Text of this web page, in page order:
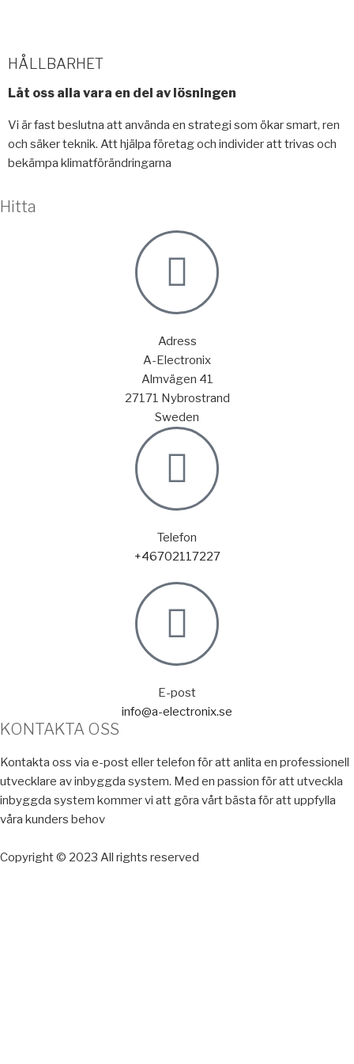
HÅLLBARHET
Låt oss alla vara en del av lösningen
Vi är fast beslutna att använda en strategi som ökar smart, ren
och säker teknik. Att hjälpa företag och individer att trivas och
bekämpa klimatförändringarna
Hitta
Adress
A-Electronix
Almvägen 41
27171 Nybrostrand
Sweden
Telefon
+46702117227
E-post
info@a-electronix.se
KONTAKTA OSS
Kontakta oss via e-post eller telefon för att anlita en professionell
utvecklare av inbyggda system. Med en passion för att utveckla
inbyggda system kommer vi att göra vårt bästa för att uppfylla
våra kunders behov
Copyright © 2023 All rights reserved